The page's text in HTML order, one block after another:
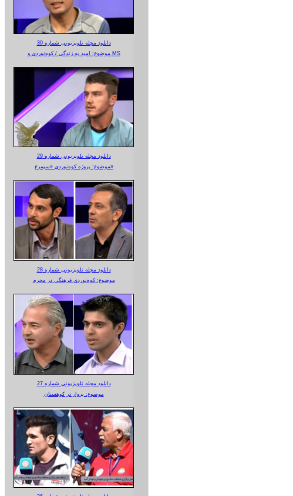
دانلود مجله تلویزیونی شماره 30
موضوع: امید به زندگی / کوه‌نوردی و MS
دانلود مجله تلویزیونی شماره 29
موضوع: پروژه کوه‌نوردی «سیمرغ»
دانلود مجله تلویزیونی شماره 28
موضوع: کوه‌نوردی فرهنگی در محرم
دانلود مجله تلویزیونی شماره 27
موضوع: پرواز در کوهستان